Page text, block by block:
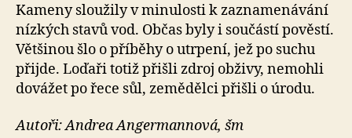
Kameny sloužily v minulosti k zaznamenávání
nízkých stavů vod. Občas byly i součástí pověstí.
Většinou šlo o příběhy o utrpení, jež po suchu
přijde. Loďaři totiž přišli zdroj obživy, nemohli
dovážet po řece sůl, zemědělci přišli o úrodu.
Autoři: Andrea Angermannová, šm